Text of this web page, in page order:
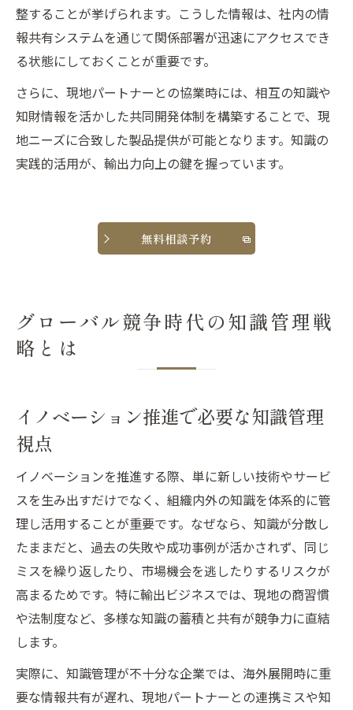
整することが挙げられます。こうした情報は、社内の情
報共有システムを通じて関係部署が迅速にアクセスでき
る状態にしておくことが重要です。
さらに、現地パートナーとの協業時には、相互の知識や
知財情報を活かした共同開発体制を構築することで、現
地ニーズに合致した製品提供が可能となります。知識の
実践的活用が、輸出力向上の鍵を握っています。
無料相談予約
グローバル競争時代の知識管理戦
略とは
イノベーション推進で必要な知識管理
視点
イノベーションを推進する際、単に新しい技術やサービ
スを生み出すだけでなく、組織内外の知識を体系的に管
理し活用することが重要です。なぜなら、知識が分散し
たままだと、過去の失敗や成功事例が活かされず、同じ
ミスを繰り返したり、市場機会を逃したりするリスクが
高まるためです。特に輸出ビジネスでは、現地の商習慣
や法制度など、多様な知識の蓄積と共有が競争力に直結
します。
実際に、知識管理が不十分な企業では、海外展開時に重
要な情報共有が遅れ、現地パートナーとの連携ミスや知